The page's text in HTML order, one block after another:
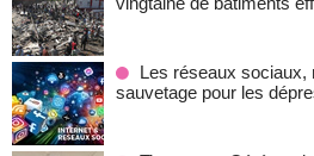
Les réseaux sociaux,
sauvetage pour les